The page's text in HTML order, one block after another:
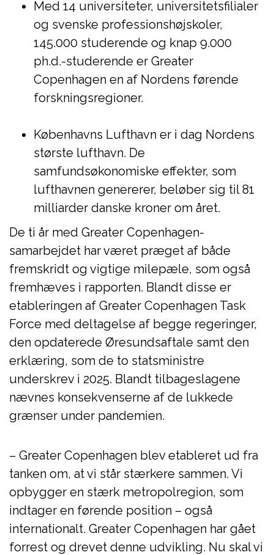
Med 14 universiteter, universitetsfilialer
og svenske professionshøjskoler,
145.000 studerende og knap 9.000
ph.d.-studerende er Greater
Copenhagen en af Nordens førende
forskningsregioner.
Københavns Lufthavn er i dag Nordens
største lufthavn. De
samfundsøkonomiske effekter, som
lufthavnen genererer, beløber sig til 81
milliarder danske kroner om året.
De ti år med Greater Copenhagen-
samarbejdet har været præget af både
fremskridt og vigtige milepæle, som også
fremhæves i rapporten. Blandt disse er
etableringen af Greater Copenhagen Task
Force med deltagelse af begge regeringer,
den opdaterede Øresundsaftale samt den
erklæring, som de to statsministre
underskrev i 2025. Blandt tilbageslagene
nævnes konsekvenserne af de lukkede
grænser under pandemien.
– Greater Copenhagen blev etableret ud fra
tanken om, at vi står stærkere sammen. Vi
opbygger en stærk metropolregion, som
indtager en førende position – også
internationalt. Greater Copenhagen har gået
forrest og drevet denne udvikling. Nu skal vi